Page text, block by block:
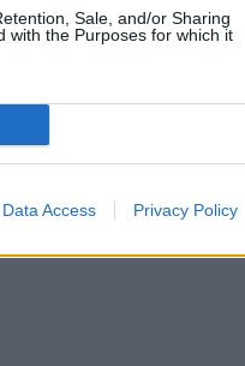
Sale, and/or Sharing
with the Purposes for which it
Data Access Privacy Policy